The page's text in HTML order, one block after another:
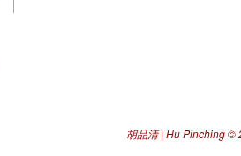
胡品清 | Hu Pinching©